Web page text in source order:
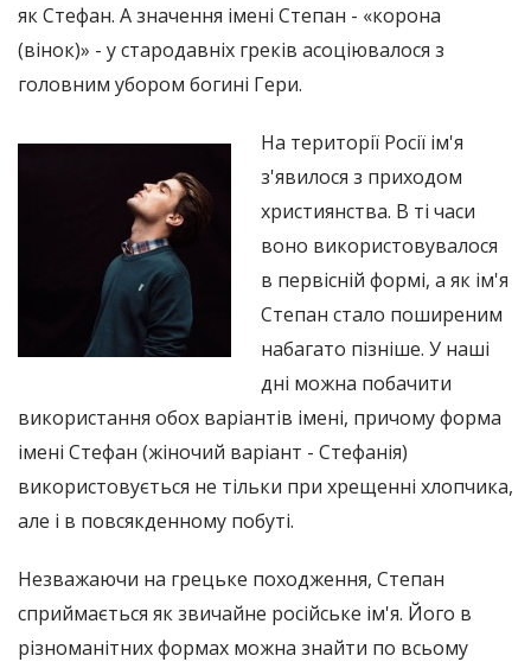
як Стефан. А значення імені Степан - «корона
(вінок)» - у стародавніх греків асоціювалося з
головним убором богині Гери.
На території Росії ім'я
з'явилося з приходом
християнства. В ті часи
воно використовувалося
в первісній формі, а як ім'я
Степан стало поширеним
набагато пізніше. У наші
дні можна побачити
використання обох варіантів імені, причому форма
імені Стефан (жіночий варіант - Стефанія)
використовується не тільки при хрещенні хлопчика,
але і в повсякденному побуті.
Незважаючи на грецьке походження, Степан
сприймається як звичайне російське ім'я. Його в
різноманітних формах можна знайти по всьому